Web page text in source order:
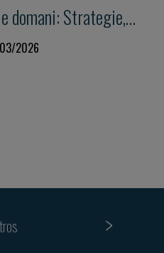
domani: Strategie,
per un Sistema
2026